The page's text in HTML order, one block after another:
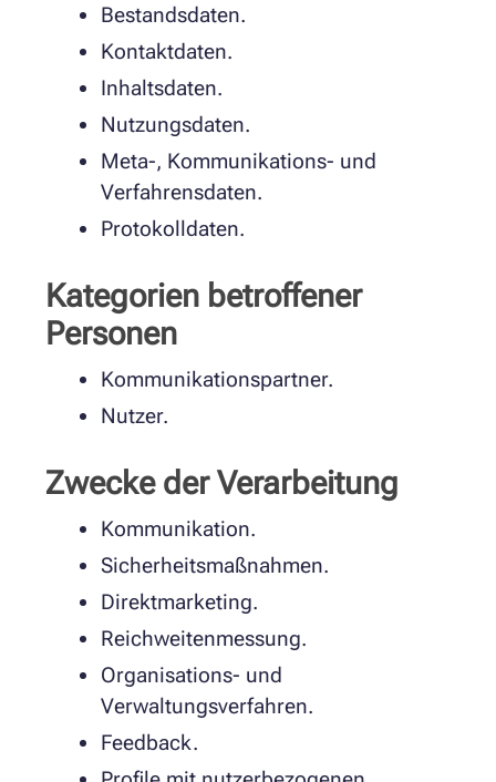
Bestandsdaten.
Kontaktdaten.
Inhaltsdaten.
Nutzungsdaten.
Meta-, Kommunikations- und
Verfahrensdaten.
Protokolldaten.
Kategorien betroffener
Personen
Kommunikationspartner.
Nutzer.
Zwecke der Verarbeitung
Kommunikation.
Sicherheitsmaßnahmen.
Direktmarketing.
Reichweitenmessung.
Organisations- und
Verwaltungsverfahren.
Feedback.